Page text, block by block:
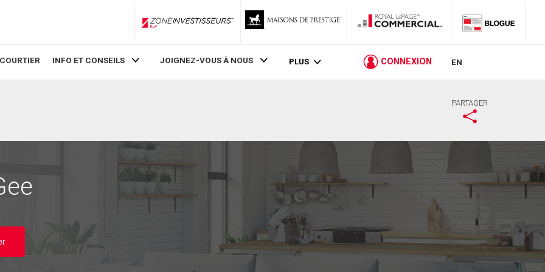
ZoneInvestisseurs RLP
INFO ET CONSEILS JOIGNEZ-VOUS À NOUS PLUS CONNEXION EN
PARTAGER